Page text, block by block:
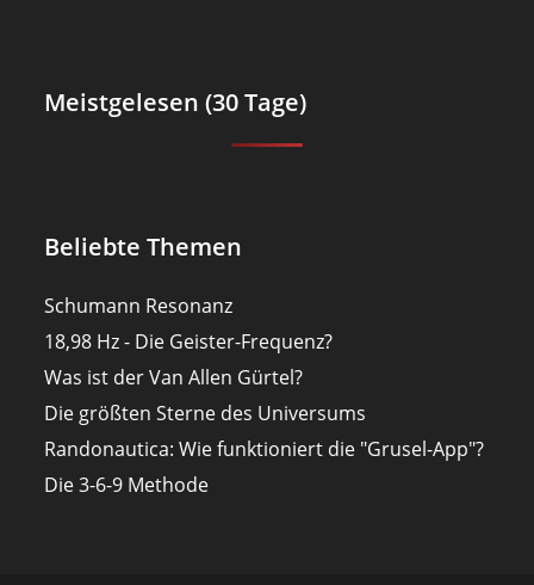
Meistgelesen (30 Tage)
Beliebte Themen
Schumann Resonanz
18,98 Hz - Die Geister-Frequenz?
Was ist der Van Allen Gürtel?
Die größten Sterne des Universums
Randonautica: Wie funktioniert die "Grusel-App"?
Die 3-6-9 Methode